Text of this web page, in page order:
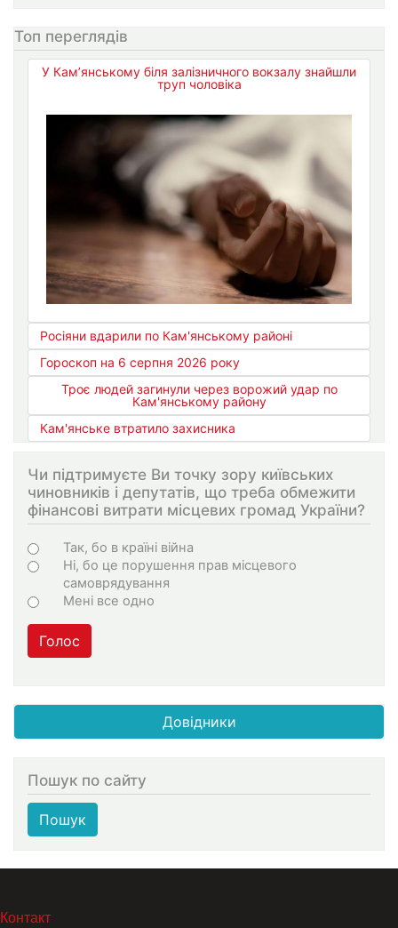
Топ переглядів
У Кам’янському біля залізничного вокзалу знайшли
труп чоловіка
Росіяни вдарили по Кам'янському районі
Гороскоп на 6 серпня 2026 року
Троє людей загинули через ворожий удар по
Кам'янському району
Кам'янське втратило захисника
Чи підтримуєте Ви точку зору київських
чиновників і депутатів, що треба обмежити
фінансові витрати місцевих громад України?
Варіанти
Так, бо в країні війна
Ні, бо це порушення прав місцевого
самоврядування
Мені все одно
Голос
Довідники
Пошук по сайту
Пошук
МЕНЮ В ПОДВАЛЕ
Контакт